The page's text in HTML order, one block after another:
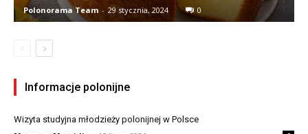
Polonorama Team - 29 stycznia, 2024 0
Informacje polonijne
Wizyta studyjna młodzieży polonijnej w Polsce